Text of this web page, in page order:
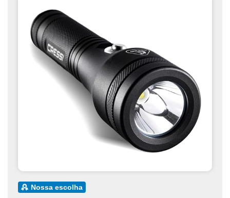
nossa escolha